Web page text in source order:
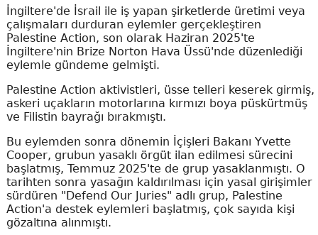
İngiltere'de İsrail ile iş yapan şirketlerde üretimi veya
çalışmaları durduran eylemler gerçekleştiren
Palestine Action, son olarak Haziran 2025'te
İngiltere'nin Brize Norton Hava Üssü'nde düzenlediği
eylemle gündeme gelmişti.
Palestine Action aktivistleri, üsse telleri keserek girmiş,
askeri uçakların motorlarına kırmızı boya püskürtmüş
ve Filistin bayrağı bırakmıştı.
Bu eylemden sonra dönemin İçişleri Bakanı Yvette
Cooper, grubun yasaklı örgüt ilan edilmesi sürecini
başlatmış, Temmuz 2025'te de grup yasaklanmıştı. O
tarihten sonra yasağın kaldırılması için yasal girişimler
sürdüren "Defend Our Juries" adlı grup, Palestine
Action'a destek eylemleri başlatmış, çok sayıda kişi
gözaltına alınmıştı.